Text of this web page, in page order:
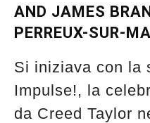
AND JAMES
PERREUX-SUR-
Si iniziava con la
Impulse!, la
da Creed Taylor